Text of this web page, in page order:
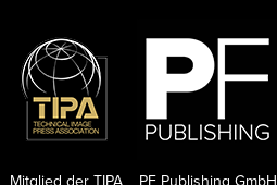
PF Publishing GmbH
Mitglied der TIPA